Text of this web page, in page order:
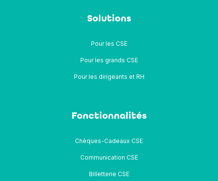
Solutions
Pour les dirigeants et RH
Pour les CSE
Pour les grands CSE
Fonctionnalités
Chèques-Cadeaux CSE
Communication CSE
Billetterie CSE